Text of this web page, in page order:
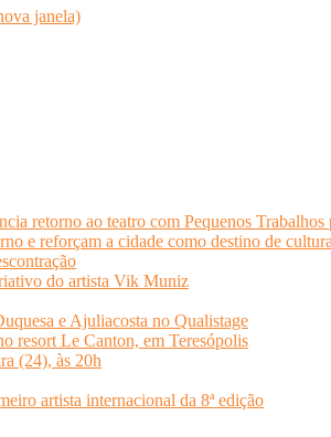
janela)
retorno ao teatro com Pequenos Trabalhos
e reforçam a cidade como destino de
do artista Vik Muniz
e Ajuliacosta no Qualistage
resort Le Canton, em Teresópolis
(24), às 20h
artista internacional da 8ª edição